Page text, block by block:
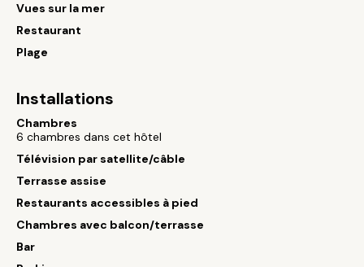
Vues sur la mer
Restaurant
Plage
Installations
Chambres
6 chambres dans cet hôtel
Télévision par satellite/câble
Terrasse assise
Restaurants accessibles à pied
Chambres avec balcon/terrasse
Bar